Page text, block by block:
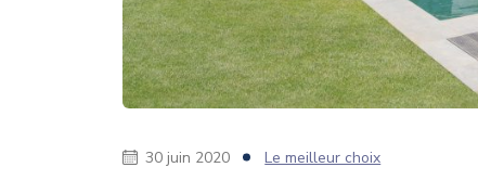
30 juin 2020 Le meilleur choix